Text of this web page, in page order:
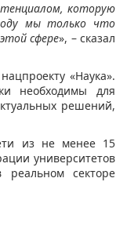
которую
мы только что
сфере», – сказал
«Наука».
необходимы для
решений,
из не менее 15
университетов
секторе